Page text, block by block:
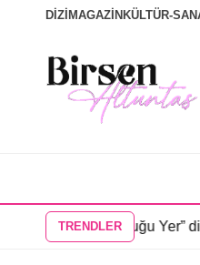
DİZİ MAGAZİN KÜLTÜR-
TRENDLER
“Güneşin Doğduğu Yer”